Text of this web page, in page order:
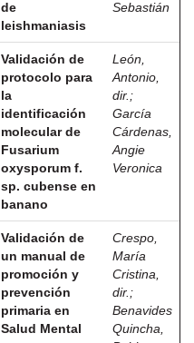
de
leishmaniasis
Sebastián
Validación de
protocolo para
la
identificación
molecular de
Fusarium
oxysporum f.
sp. cubense en
banano
León,
Antonio,
dir. ;
García
Cárdenas,
Angie
Veronica
Validación de
un manual de
promoción y
prevención
primaria en
Salud Mental
Crespo,
María
Cristina,
dir. ;
Benavides
Quincha,